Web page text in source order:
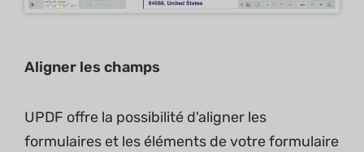
Aligner les champs
UPDF offre la possibilité d'aligner les
formulaires et les éléments de votre formulaire